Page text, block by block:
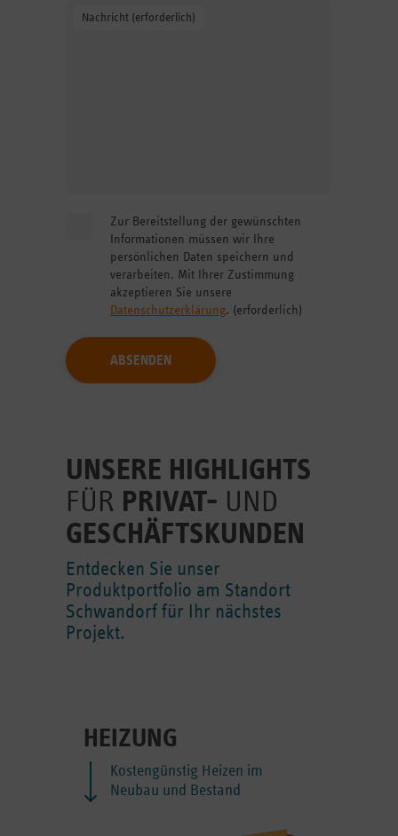
Nachricht (erforderlich)
Zur Bereitstellung der gewünschten
Informationen müssen wir Ihre
persönlichen Daten speichern und
verarbeiten. Mit Ihrer Zustimmung
akzeptieren Sie unsere
Datenschutzerklärung. (erforderlich)
für die Nutzung des Formulars.
ABSENDEN
UNSERE HIGHLIGHTS
FÜR PRIVAT- UND
GESCHÄFTSKUNDEN
Entdecken Sie unser
Produktportfolio am Standort
Schwandorf für Ihr nächstes
Projekt.
HEIZUNG
Kostengünstig Heizen im
Neubau und Bestand